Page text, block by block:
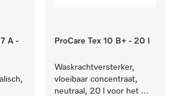
A -
ProCare Tex 10 B+ - 20 l
Waskrachtversterker,
vloeibaar concentraat,
neutraal, 20 l voor het